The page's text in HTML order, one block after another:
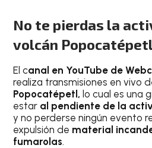
No te pierdas la
volcán
El canal en YouTube de
realiza transmisiones en vivo
Popocatépetl,lo cual es una
estar al pendiente de la
y no perderse ningún evento
expulsión de material
fumarolas.